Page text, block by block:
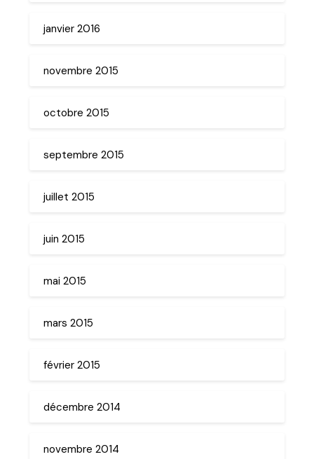
janvier 2016
novembre 2015
octobre 2015
septembre 2015
juillet 2015
juin 2015
mai 2015
mars 2015
février 2015
décembre 2014
novembre 2014